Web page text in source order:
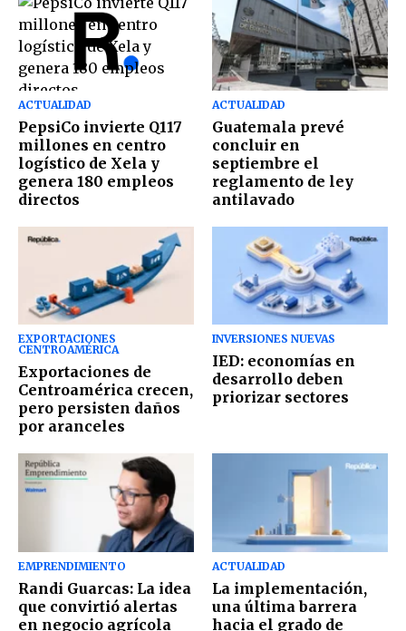
ACTUALIDAD
PepsiCo invierte Q117
millones en centro
logístico de Xela y
genera 180 empleos
directos
ACTUALIDAD
Guatemala prevé
concluir en
septiembre el
reglamento de ley
antilavado
EXPORTACIONES
CENTROAMÉRICA
Exportaciones de
Centroamérica crecen,
pero persisten daños
por aranceles
INVERSIONES NUEVAS
IED: economías en
desarrollo deben
priorizar sectores
EMPRENDIMIENTO
Randi Guarcas: La idea
que convirtió alertas
en negocio agrícola
ACTUALIDAD
La implementación,
una última barrera
hacia el grado de